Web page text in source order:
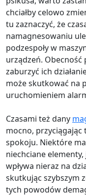
chciałby celowo
tu zaznaczyć, że
namagnesowaniu
podzespoły w
urządzeń.
zaburzyć ich
może skutkować na
uruchomieniem
Czasami też dany
mocno,
spokoju. Niektóre
niechciane
wpływa nieraz na
skutkując szybszym
tych powodów